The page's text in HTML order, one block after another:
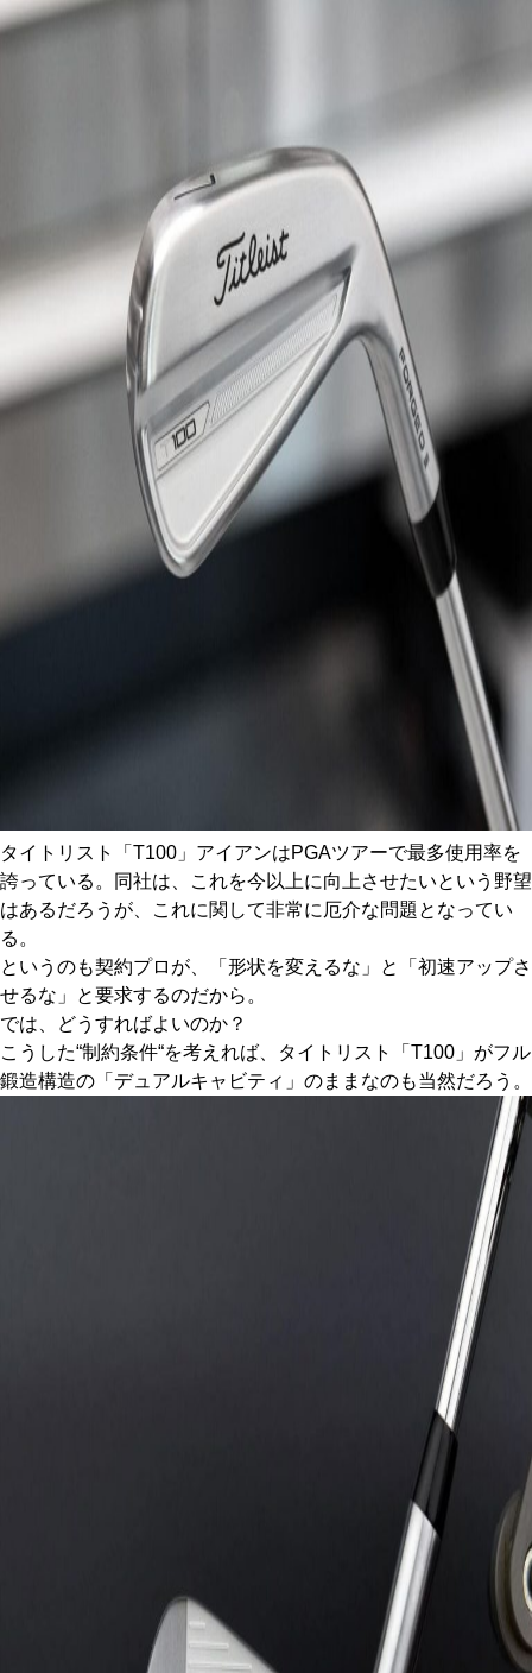
タイトリスト「T100」アイアンはPGAツアーで最多使用率を
誇っている。同社は、これを今以上に向上させたいという野望
はあるだろうが、これに関して非常に厄介な問題となってい
る。
というのも契約プロが、「形状を変えるな」と「初速アップさ
せるな」と要求するのだから。
では、どうすればよいのか？
こうした“制約条件“を考えれば、タイトリスト「T100」がフル
鍛造構造の「デュアルキャビティ」のままなのも当然だろう。